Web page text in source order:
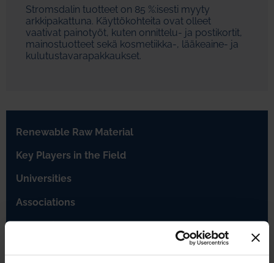
Stromsdalin tuotteet on 85 %:isesti myyty
arkkipakattuna. Käyttökohteita ovat olleet
vaativat painotyöt, kuten onnittelu- ja postikortit,
mainostuotteet sekä kosmetiikka-, lääkeaine- ja
kulutustavarapakkaukset.
Renewable Raw Material
Key Players in the Field
Universities
Associations
Innovations